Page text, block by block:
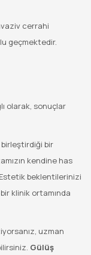
cerrahi
geçmektedir.
olarak, sonuçlar
birleştirdiği bir
kendine has
beklentilerinizi
klinik ortamında
uzman
Gülüş